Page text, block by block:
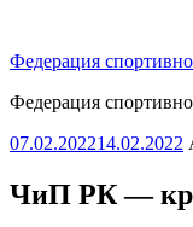
содержимому
Федерация
Федерация
Опубликовано
07.02.202214.02.2022
ЧиП РК —